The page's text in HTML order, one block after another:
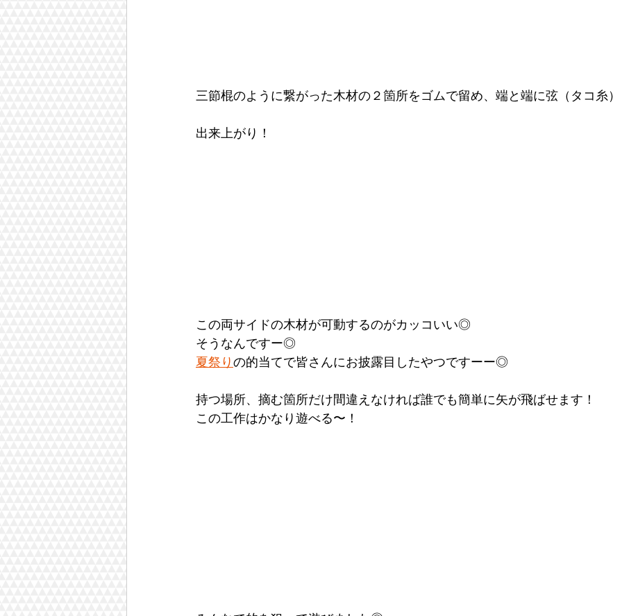
三節棍のように繋がった木材の２箇所をゴムで留め、端と端に弦（タコ糸
出来上がり！
この両サイドの木材が可動するのがカッコいい◎
そうなんですー◎
夏祭り の的当てで皆さんにお披露目したやつですーー◎
持つ場所、摘む箇所だけ間違えなければ誰でも簡単に矢が飛ばせます！
この工作はかなり遊べる〜！